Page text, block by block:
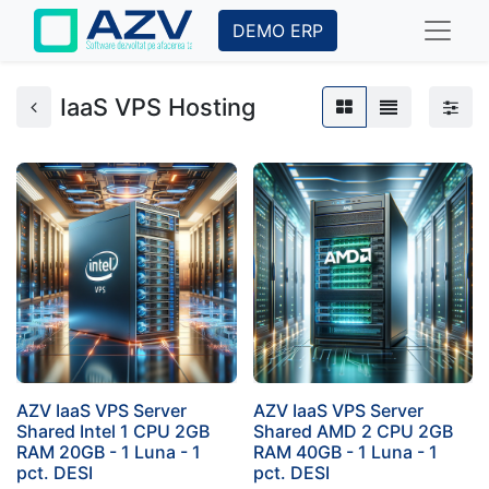
DEMO ERP
IaaS VPS Hosting
AZV IaaS VPS Server
Shared Intel 1 CPU 2GB
RAM 20GB - 1 Luna - 1
pct. DESI
AZV IaaS VPS Server
Shared AMD 2 CPU 2GB
RAM 40GB - 1 Luna - 1
pct. DESI